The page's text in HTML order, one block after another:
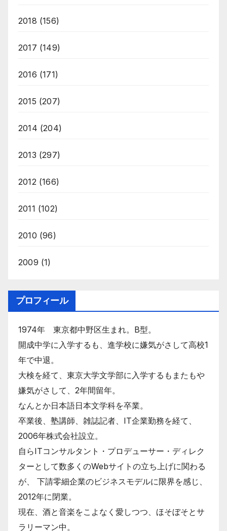
2018 (156)
2017 (149)
2016 (171)
2015 (207)
2014 (204)
2013 (297)
2012(166)
2011 (102)
2010 (96)
2009 (1)
プロフィール
1974年 東京都中野区生まれ。B型。
開成中学に入学するも、進学校に嫌気がさして高校1
年で中退。
大検を経て、東京大学文学部に入学するもまたもや
嫌気がさして、2年間留年。
なんとか日本語日本文学科を卒業。
卒業後、塾講師、雑誌記者、IT企業勤務を経て、
2006年株式会社設立。
自らITコンサルタント・プロデューサー・ディレク
ターとして数多くのWebサイトの立ち上げに関わる
が、 下請零細企業のビジネスモデルに限界を感じ、
2012年に閉業。
現在、酒と音楽をこよなく愛しつつ、ほそぼそとサ
ラリーマン中。